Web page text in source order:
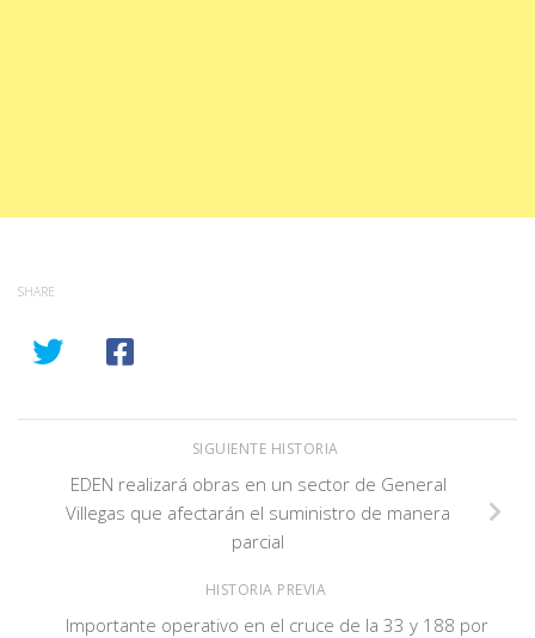
SHARE
SIGUIENTE HISTORIA
EDEN realizará obras en un sector de General
Villegas que afectarán el suministro de manera
parcial
HISTORIA PREVIA
Importante operativo en el cruce de la 33 y 188 por